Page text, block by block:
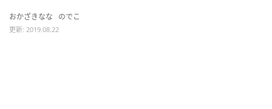
おかざきなな のでこ
更新: 2019.08.22